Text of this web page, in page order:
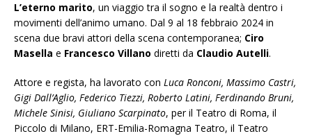
L’eterno marito, un viaggio tra il sogno e la realtà dentro i
movimenti dell’animo umano. Dal 9 al 18 febbraio 2024 in
scena due bravi attori della scena contemporanea; Ciro
Masella e Francesco Villano diretti da Claudio Autelli.
Attore e regista, ha lavorato con Luca Ronconi, Massimo Castri,
Gigi Dall’Aglio, Federico Tiezzi, Roberto Latini, Ferdinando Bruni,
Michele Sinisi, Giuliano Scarpinato, per il Teatro di Roma, il
Piccolo di Milano, ERT-Emilia-Romagna Teatro, il Teatro